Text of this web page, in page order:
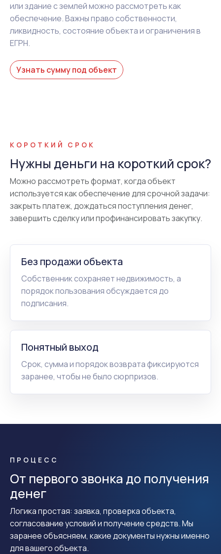
или здание с землей можно рассмотреть как
обеспечение. Важны право собственности,
ликвидность, состояние объекта и ограничения в
ЕГРН.
Узнать сумму под объект
КОРОТКИЙ СРОК
Нужны деньги на короткий срок?
Можно рассмотреть формат, когда объект
используется как обеспечение для срочной задачи:
закрыть платеж, дождаться поступления денег,
завершить сделку или профинансировать закупку.
Без продажи объекта
Собственник сохраняет недвижимость, а
порядок пользования обсуждается до
подписания.
Понятный выход
Срок, сумма и порядок возврата фиксируются
заранее, чтобы не было сюрпризов.
ПРОЦЕСС
От первого звонка до получения
денег
Логика простая: заявка, проверка объекта,
согласование условий и получение средств. Мы
заранее объясняем, какие документы нужны именно
для вашего объекта.